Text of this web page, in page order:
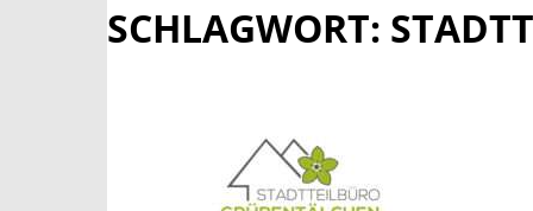
SCHLAGWORT: